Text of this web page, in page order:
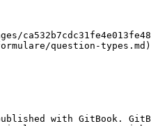
question-types.md)
with GitBook.